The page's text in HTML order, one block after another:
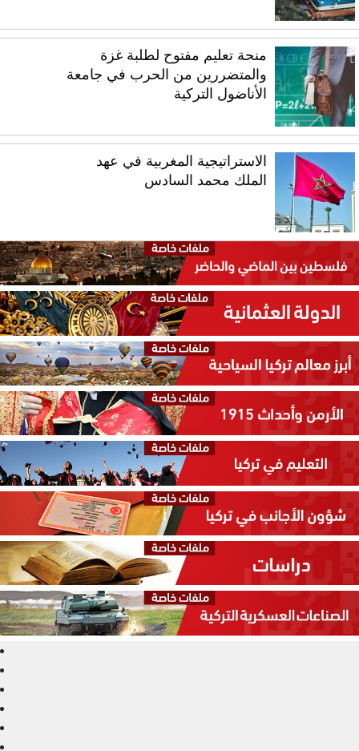
منحة تعليم مفتوح لطلبة غزة
والمتضررين من الحرب في جامعة
الأناضول التركية
الاستراتيجية المغربية في عهد
الملك محمد السادس